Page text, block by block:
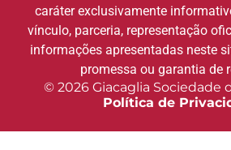
caráter exclusivamente
vínculo, parceria, representação
informações apresentadas neste
promessa ou garantia de
© 2026 Giacaglia Sociedade
Política de